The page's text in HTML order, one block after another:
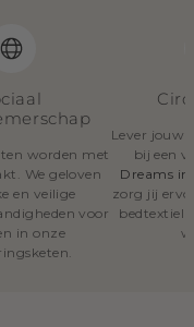
worden met
We geloven
en veilige
voor
in onze
Lever jouw
bij een
Dreams
zorg jij
bedtextiel